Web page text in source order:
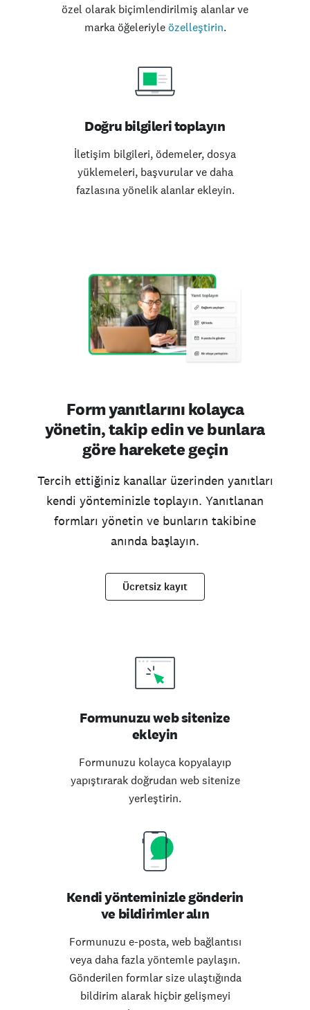
özel olarak biçimlendirilmiş alanlar ve
marka öğeleriyleözelleştirin.
Doğru bilgileri toplayın
İletişim bilgileri, ödemeler, dosya
yüklemeleri, başvurular ve daha
fazlasına yönelik alanlar ekleyin.
Form yanıtlarını kolayca
yönetin, takip edin ve bunlara
göre harekete geçin
Tercih ettiğiniz kanallar üzerinden yanıtları
kendi yönteminizle toplayın. Yanıtlanan
formları yönetin ve bunların takibine
anında başlayın.
Ücretsiz kayıt
Formunuzu web sitenize
ekleyin
Formunuzu kolayca kopyalayıp
yapıştırarak doğrudan web sitenize
yerleştirin.
Kendi yönteminizle gönderin
ve bildirimler alın
Formunuzu e-posta, web bağlantısı
veya daha fazla yöntemle paylaşın.
Gönderilen formlar size ulaştığında
bildirim alarak hiçbir gelişmeyi